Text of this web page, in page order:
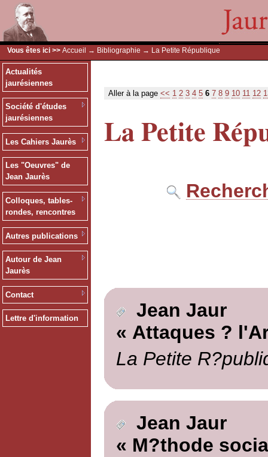
Vous êtes ici >> Accueil → Bibliographie → La Petite République
Actualités
jaurésiennes
Société d'études
jaurésiennes
Les Cahiers Jaurès
Les "Oeuvres" de
Jean Jaurès
Colloques, tables-
rondes, rencontres
Autres publications
Autour de Jean
Jaurès
Contact
Lettre d'information
Aller à la page << 1 2 3 4 5 6 7 8 9 10 11 12
La Petite
Jean Jaur
« Attaques ?
La Petite
Jean Jaur
« M?thode